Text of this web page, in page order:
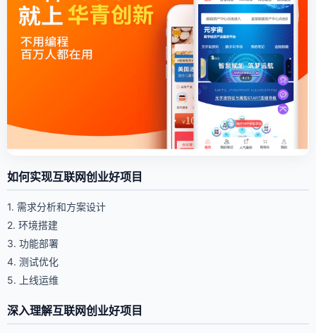
如何实现互联网创业好项目
1. 需求分析和方案设计
2. 环境搭建
3. 功能部署
4. 测试优化
5. 上线运维
深入理解互联网创业好项目